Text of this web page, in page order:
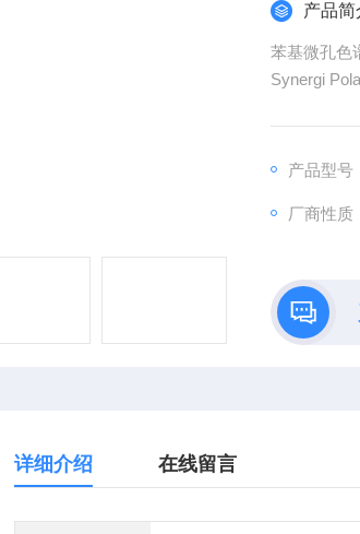
产品简
苯基微孔色
Synergi
产品型号
厂商性质
详细介绍 在线留言